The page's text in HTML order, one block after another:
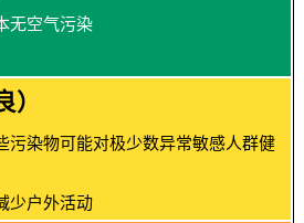
无空气污染
污染物可能对极少数异常敏感人群健
少户外活动